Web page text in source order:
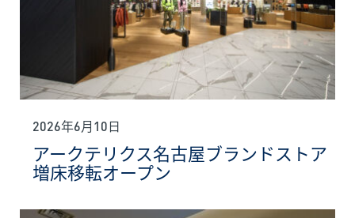
2026年6月10日
アークテリクス名古屋ブランドストア
増床移転オープン